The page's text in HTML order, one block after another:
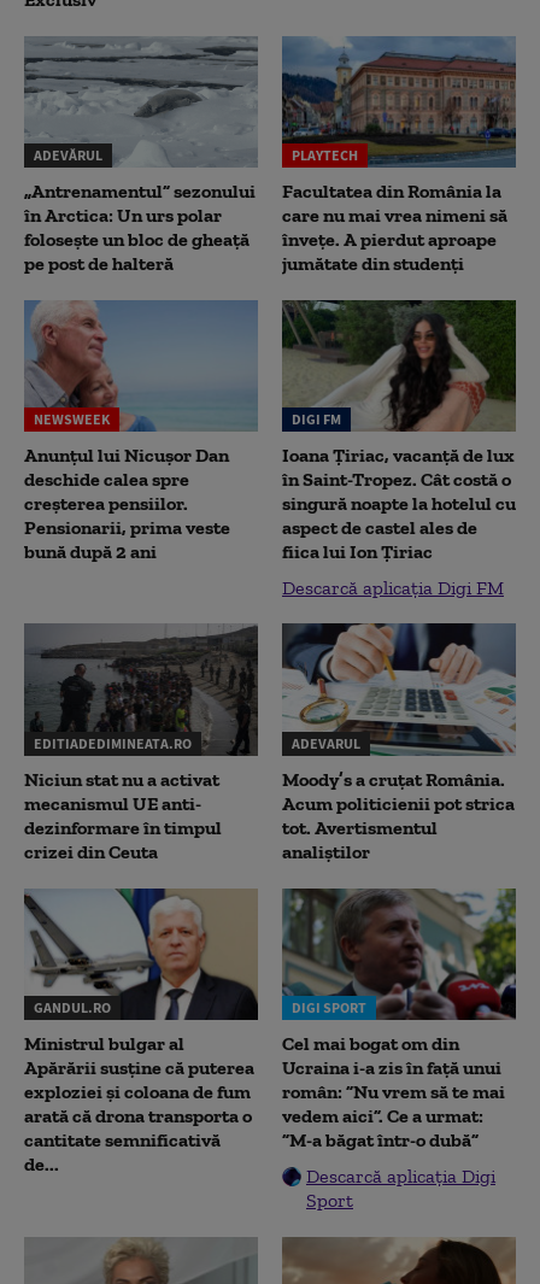
ADEVĂRUL
„Antrenamentul” sezonului
în Arctica: Un urs polar
folosește un bloc de gheață
pe post de halteră
PLAYTECH
Facultatea din România la
care nu mai vrea nimeni să
înveţe. A pierdut aproape
jumătate din studenţi
NEWSWEEK
Anunțul lui Nicușor Dan
deschide calea spre
creșterea pensiilor.
Pensionarii, prima veste
bună după 2 ani
DIGI FM
Ioana Țiriac, vacanță de lux
în Saint-Tropez. Cât costă o
singură noapte la hotelul cu
aspect de castel ales de
fiica lui Ion Țiriac
Descarcă aplicația Digi FM
EDITIADEDIMINEATA.RO
Niciun stat nu a activat
mecanismul UE anti-
dezinformare în timpul
crizei din Ceuta
ADEVARUL
Moody’s a cruțat România.
Acum politicienii pot strica
tot. Avertismentul
analiștilor
GANDUL.RO
Ministrul bulgar al
Apărării susține că puterea
exploziei și coloana de fum
arată că drona transporta o
cantitate semnificativă
de...
DIGI SPORT
Cel mai bogat om din
Ucraina i-a zis în față unui
român: ”Nu vrem să te mai
vedem aici”. Ce a urmat:
”M-a băgat într-o dubă”
Descarcă aplicația Digi
Sport